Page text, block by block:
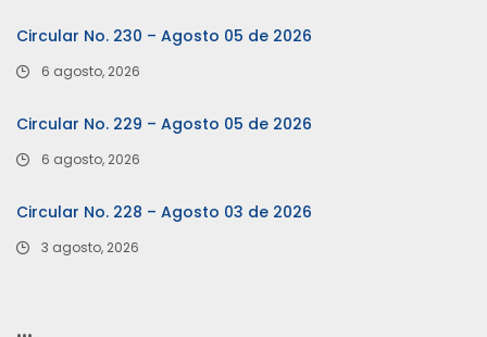
Circular No. 230 – Agosto 05 de 2026
6 agosto, 2026
Circular No. 229 – Agosto 05 de 2026
6 agosto, 2026
Circular No. 228 – Agosto 03 de 2026
3 agosto, 2026
…